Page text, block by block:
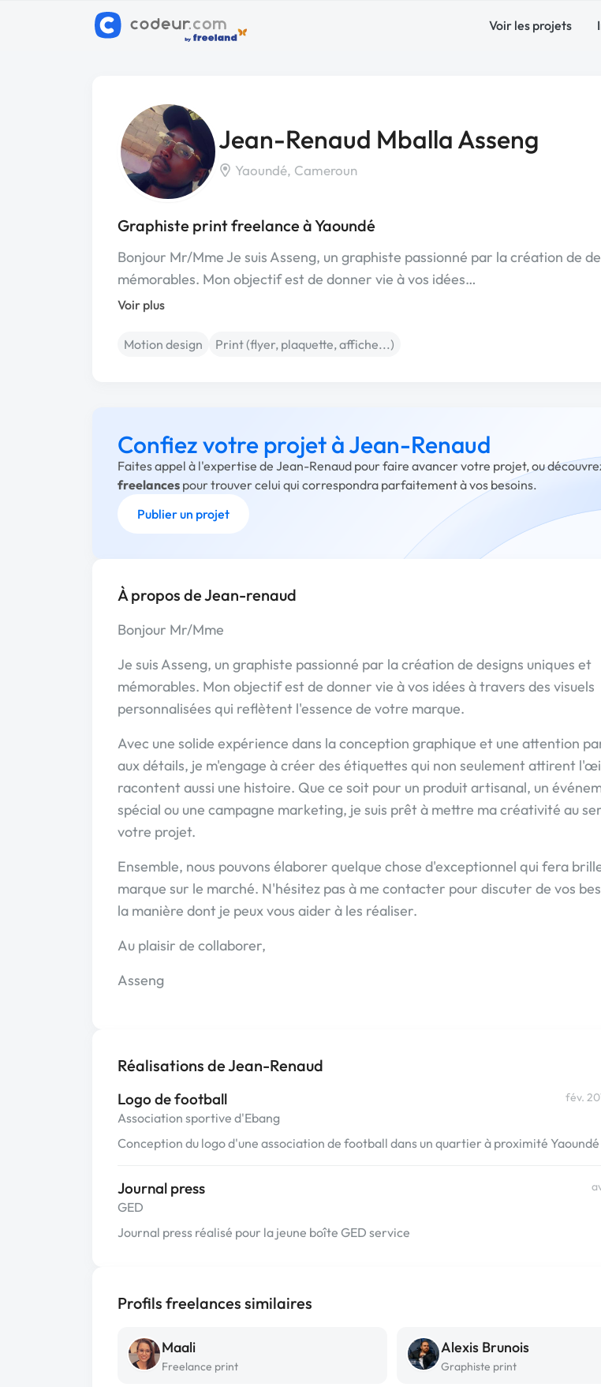
Voir les projets
Jean-Renaud Mballa Asseng
Yaoundé, Cameroun
Graphiste print freelance à Yaoundé
Bonjour Mr/Mme Je suis Asseng, un graphiste passionné par la création de
mémorables. Mon objectif est de donner vie à vos idées…
Voir plus
Motion design Print (flyer, plaquette, affiche...)
Confiez votre projet à Jean-Renaud
Faites appel à l'expertise de Jean-Renaud pour faire avancer votre projet, ou
freelances pour trouver celui qui correspondra parfaitement à vos besoins.
Publier un projet
À propos de Jean-renaud
Bonjour Mr/Mme
Je suis Asseng, un graphiste passionné par la création de designs uniques et
mémorables. Mon objectif est de donner vie à vos idées à travers des visuels
personnalisées qui reflètent l'essence de votre marque.
Avec une solide expérience dans la conception graphique et une attention
aux détails, je m'engage à créer des étiquettes qui non seulement attirent
racontent aussi une histoire. Que ce soit pour un produit artisanal, un
spécial ou une campagne marketing, je suis prêt à mettre ma créativité au
votre projet.
Ensemble, nous pouvons élaborer quelque chose d'exceptionnel qui fera
marque sur le marché. N'hésitez pas à me contacter pour discuter de vos
la manière dont je peux vous aider à les réaliser.
Au plaisir de collaborer,
Asseng
Réalisations de Jean-Renaud
Logo de football
Association sportive d'Ebang
fév.
Conception du logo d'une association de football dans un quartier à proximité Yaoundé
Journal press
GED
Journal press réalisé pour la jeune boîte GED service
Profils freelances similaires
Maali
Freelance print
Alexis Brunois
Graphiste print